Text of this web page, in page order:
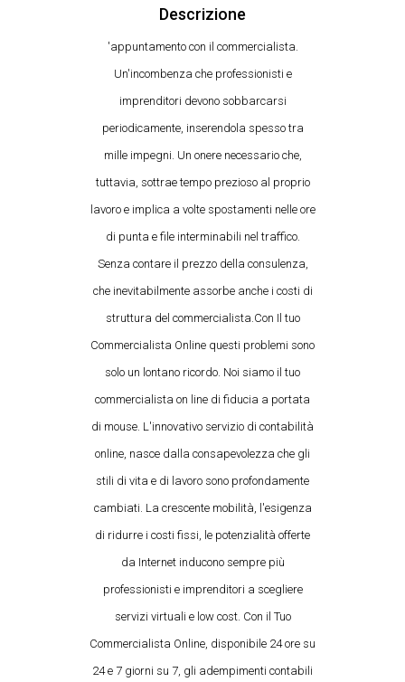
Descrizione
'appuntamento con il commercialista.
Un'incombenza che professionisti e
imprenditori devono sobbarcarsi
periodicamente, inserendola spesso tra
mille impegni. Un onere necessario che,
tuttavia, sottrae tempo prezioso al proprio
lavoro e implica a volte spostamenti nelle ore
di punta e file interminabili nel traffico.
Senza contare il prezzo della consulenza,
che inevitabilmente assorbe anche i costi di
struttura del commercialista.Con Il tuo
Commercialista Online questi problemi sono
solo un lontano ricordo. Noi siamo il tuo
commercialista on line di fiducia a portata
di mouse. L'innovativo servizio di contabilità
online, nasce dalla consapevolezza che gli
stili di vita e di lavoro sono profondamente
cambiati. La crescente mobilità, l'esigenza
di ridurre i costi fissi, le potenzialità offerte
da Internet inducono sempre più
professionisti e imprenditori a scegliere
servizi virtuali e low cost. Con il Tuo
Commercialista Online, disponibile 24 ore su
24 e 7 giorni su 7, gli adempimenti contabili